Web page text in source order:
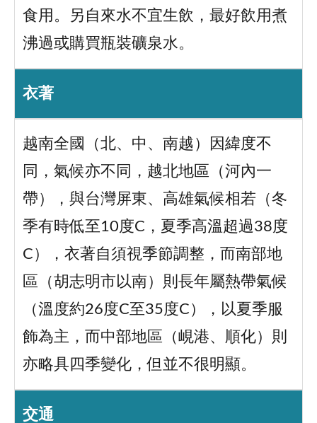
食用。另自來水不宜生飲，最好飲用煮
沸過或購買瓶裝礦泉水。
衣著
越南全國（北、中、南越）因緯度不
同，氣候亦不同，越北地區（河內一
帶），與台灣屏東、高雄氣候相若（冬
季有時低至10度C，夏季高溫超過38度
C），衣著自須視季節調整，而南部地
區（胡志明市以南）則長年屬熱帶氣候
（溫度約26度C至35度C），以夏季服
飾為主，而中部地區（峴港、順化）則
亦略具四季變化，但並不很明顯。
交通